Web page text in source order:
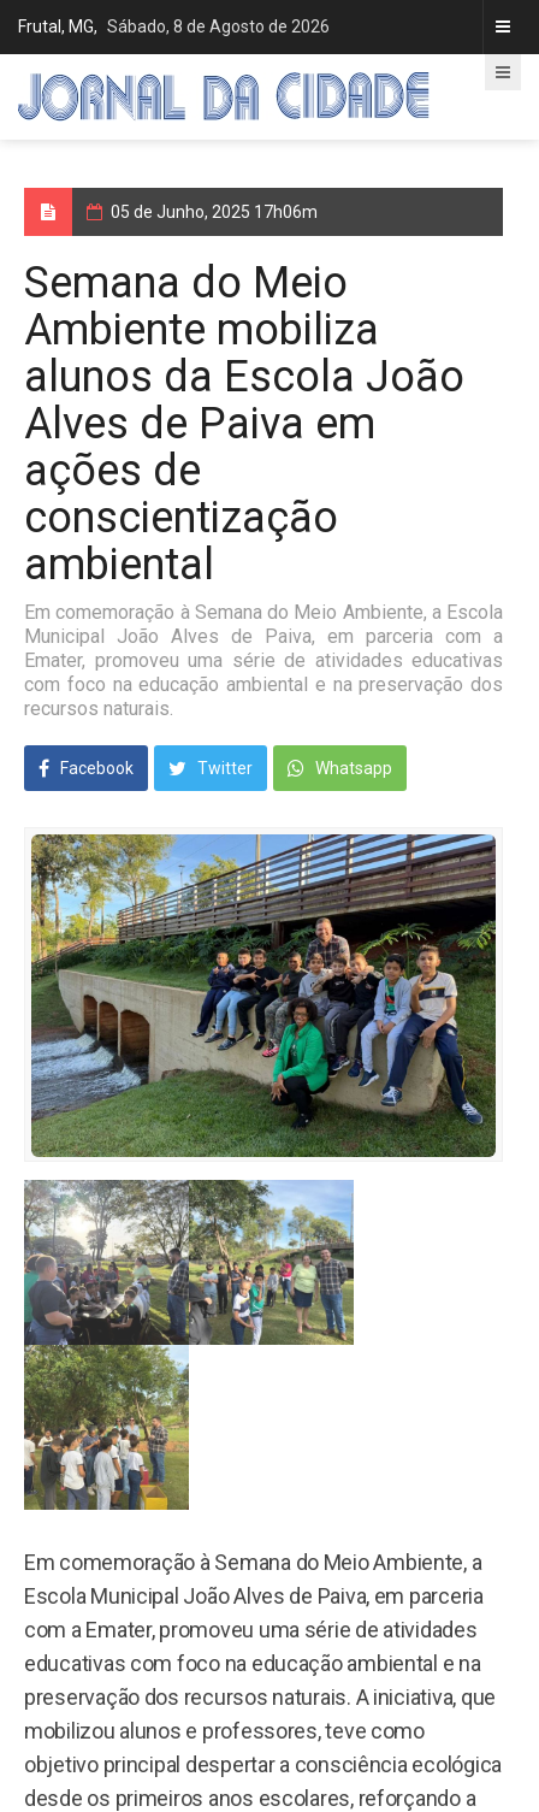
Frutal, MG, Sábado, 8 de Agosto de 2026
05 de Junho, 2025 17h06m
Semana do Meio
Ambiente mobiliza
alunos da Escola João
Alves de Paiva em
ações de
conscientização
ambiental
Em comemoração à Semana do Meio Ambiente, a Escola
Municipal João Alves de Paiva, em parceria com a
Emater, promoveu uma série de atividades educativas
com foco na educação ambiental e na preservação dos
recursos naturais.
Facebook Twitter Whatsapp
Em comemoração à Semana do Meio Ambiente, a
Escola Municipal João Alves de Paiva, em parceria
com a Emater, promoveu uma série de atividades
educativas com foco na educação ambiental e na
preservação dos recursos naturais. A iniciativa, que
mobilizou alunos e professores, teve como
objetivo principal despertar a consciência ecológica
desde os primeiros anos escolares, reforçando a